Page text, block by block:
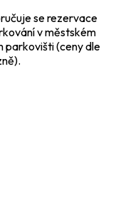
se rezervace
v městském
parkovišti (ceny dle